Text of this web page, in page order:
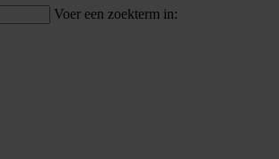
Voer een zoekterm in: